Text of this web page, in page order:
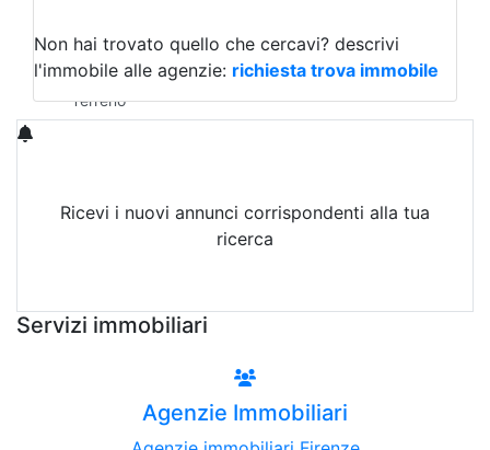
Qualsiasi
Terreno edificabile
Terreno
Non hai trovato quello che cercavi? descrivi
l'immobile alle agenzie: richiesta trova immobile
Ricevi i nuovi annunci corrispondenti alla tua
ricerca
Servizi immobiliari
Agenzie Immobiliari